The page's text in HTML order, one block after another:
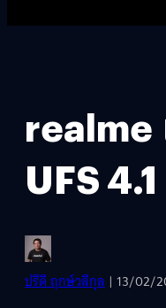
realme
UFS
ปรีดี ฤกษ์วลีกุล | 13/02/